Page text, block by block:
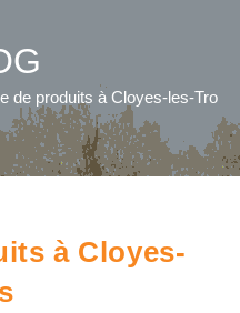
de produits à Cloyes-les-
à Cloyes-